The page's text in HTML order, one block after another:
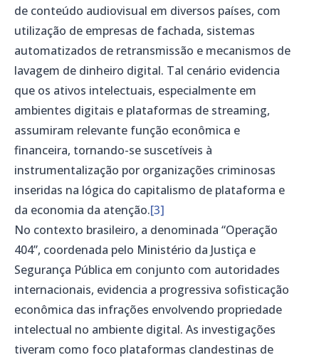
de conteúdo audiovisual em diversos países, com
utilização de empresas de fachada, sistemas
automatizados de retransmissão e mecanismos de
lavagem de dinheiro digital. Tal cenário evidencia
que os ativos intelectuais, especialmente em
ambientes digitais e plataformas de streaming,
assumiram relevante função econômica e
financeira, tornando-se suscetíveis à
instrumentalização por organizações criminosas
inseridas na lógica do capitalismo de plataforma e
da economia da atenção.[3]
No contexto brasileiro, a denominada “Operação
404”, coordenada pelo Ministério da Justiça e
Segurança Pública em conjunto com autoridades
internacionais, evidencia a progressiva sofisticação
econômica das infrações envolvendo propriedade
intelectual no ambiente digital. As investigações
tiveram como foco plataformas clandestinas de